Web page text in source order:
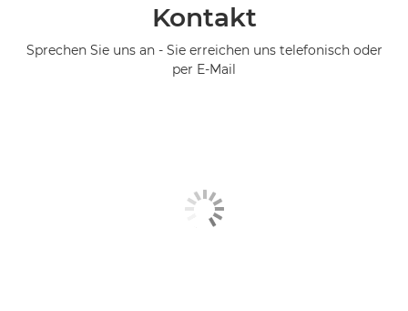
Kontakt
Sprechen Sie uns an - Sie erreichen uns telefonisch oder
per E-Mail